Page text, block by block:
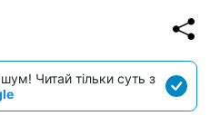
Читай тільки суть з